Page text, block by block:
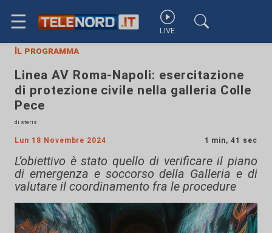
☰ LIVE
Il programma
Linea AV Roma-Napoli: esercitazione
di protezione civile nella galleria Colle
Pece
di steris
Lun 18 Novembre 2024 1 min, 41 sec
L’obiettivo è stato quello di verificare il piano
di emergenza e soccorso della Galleria e di
valutare il coordinamento fra le procedure